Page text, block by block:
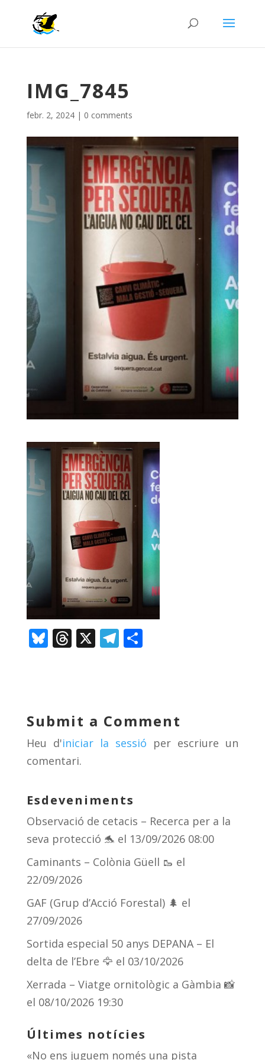
IMG_7845
febr. 2, 2024| 0 comments
Bl
y
T
d
s
X T
a
m
C
ar
te
ix
Submit a Comment
Heu d'iniciar la sessió per escriure un
comentari.
Esdeveniments
Observació de cetacis – Recerca per a la
seva protecció 🐬 el 13/09/2026 08:00
Caminants – Colònia Güell 🥾 el
22/09/2026
GAF (Grup d’Acció Forestal) 🌲 el
27/09/2026
Sortida especial 50 anys DEPANA – El
delta de l’Ebre 🦅 el 03/10/2026
Xerrada – Viatge ornitològic a Gàmbia 📸
el 08/10/2026 19:30
Últimes notícies
«No ens juguem només una pista